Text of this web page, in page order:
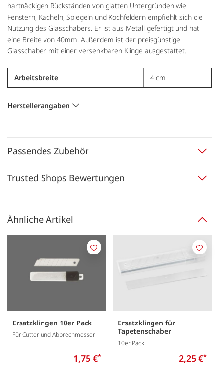
hartnäckigen Rückständen von glatten Untergründen wie
Fenstern, Kacheln, Spiegeln und Kochfeldern empfiehlt sich die
Nutzung des Glasschabers. Er ist aus Metall gefertigt und hat
eine Breite von 40mm. Außerdem ist der preisgünstige
Glasschaber mit einer versenkbaren Klinge ausgestattet.
Arbeitsbreite 4 cm
Herstellerangaben
Passendes Zubehör
Trusted Shops Bewertungen
Ähnliche Artikel
Ersatzklingen 10er Pack
Für Cutter und Abbrechmesser
1,75 €*
Merken
Ersatzklingen für
Tapetenschaber
10er Pack
2,25 €*